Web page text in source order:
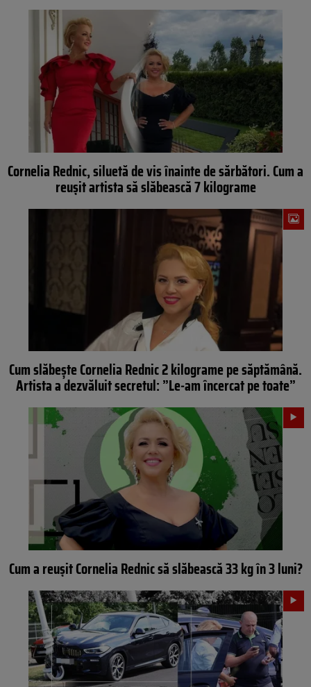
Cornelia Rednic, siluetă de vis înainte de sărbători. Cum a
reușit artista să slăbească 7 kilograme
Cum slăbește Cornelia Rednic 2 kilograme pe săptămână.
Artista a dezvăluit secretul: ”Le-am încercat pe toate”
Cum a reușit Cornelia Rednic să slăbească 33 kg în 3 luni?